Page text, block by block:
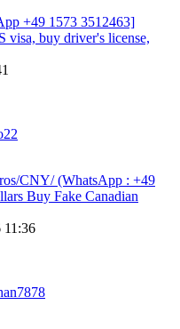
+49 1573 3512463]
visa, buy driver's license,
CNY/ (WhatsApp : +49
Buy Fake Canadian
11:36